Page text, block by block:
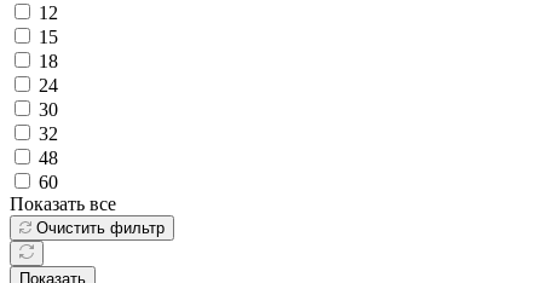
12
15
18
24
30
32
48
60
Показать все
Очистить фильтр
Показать